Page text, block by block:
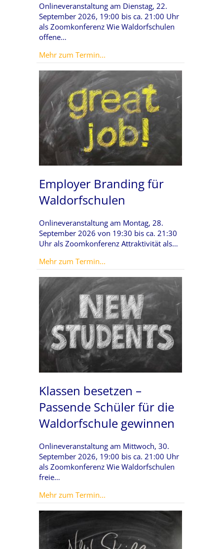
Onlineveranstaltung am Dienstag, 22.
September 2026, 19:00 bis ca. 21:00 Uhr
als Zoomkonferenz Wie Waldorfschulen
offene…
Mehr zum Termin...
Employer Branding für
Waldorfschulen
Onlineveranstaltung am Montag, 28.
September 2026 von 19:30 bis ca. 21:30
Uhr als Zoomkonferenz Attraktivität als…
Mehr zum Termin...
Klassen besetzen –
Passende Schüler für die
Waldorfschule gewinnen
Onlineveranstaltung am Mittwoch, 30.
September 2026, 19:00 bis ca. 21:00 Uhr
als Zoomkonferenz Wie Waldorfschulen
freie…
Mehr zum Termin...